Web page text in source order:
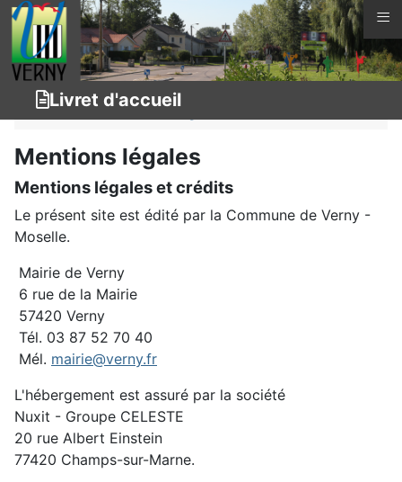
Vous êtes ici : Page d'accueil
Livret d'accueil
Légal
Mentions légales
Mentions légales et crédits
Le présent site est édité par la Commune de Verny -
Moselle.
Mairie de Verny
6 rue de la Mairie
57420 Verny
Tél. 03 87 52 70 40
Mél. mairie@verny.fr
L'hébergement est assuré par la société
Nuxit - Groupe CELESTE
20 rue Albert Einstein
77420 Champs-sur-Marne.
Livret d'accueil
≡